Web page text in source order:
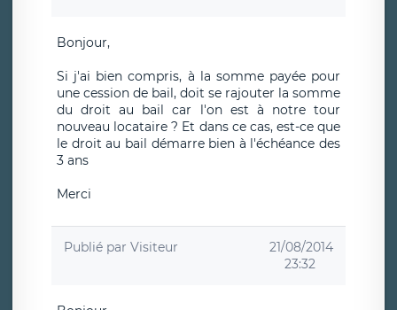
Bonjour,
Si j'ai bien compris, à la somme payée pour
une cession de bail, doit se rajouter la somme
du droit au bail car l'on est à notre tour
nouveau locataire ? Et dans ce cas, est-ce que
le droit au bail démarre bien à l'échéance des
3 ans
Merci
Publié par Visiteur
21/08/2014
23:32